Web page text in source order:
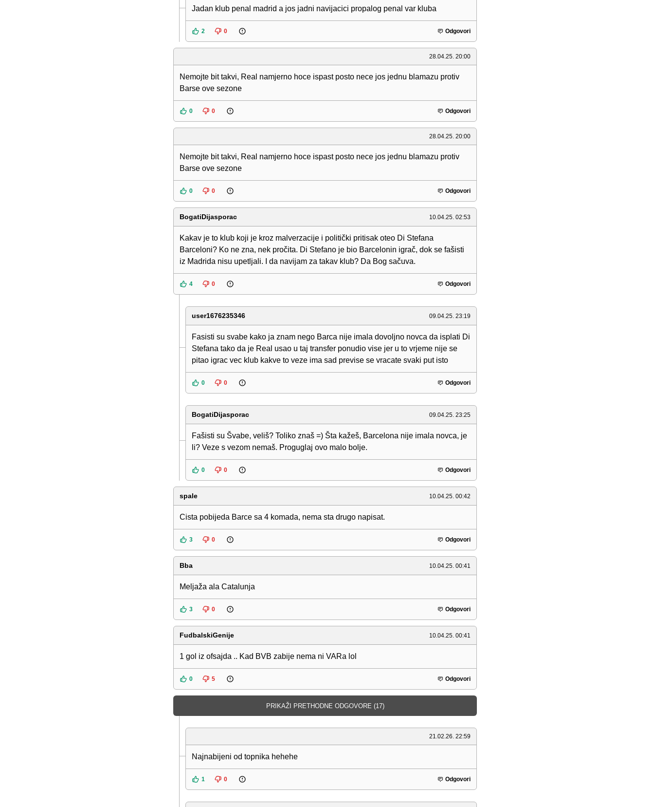
Jadan klub penal madrid a jos jadni navijacici propalog penal var kluba
2 0 Odgovori
28.04.25. 20:00
Nemojte bit takvi, Real namjerno hoce ispast posto nece jos jednu blamazu protiv
Barse ove sezone
0 0 Odgovori
28.04.25. 20:00
Nemojte bit takvi, Real namjerno hoce ispast posto nece jos jednu blamazu protiv
Barse ove sezone
0 0 Odgovori
BogatiDijasporac 10.04.25. 02:53
Kakav je to klub koji je kroz malverzacije i politički pritisak oteo Di Stefana
Barceloni? Ko ne zna, nek pročita. Di Stefano je bio Barcelonin igrač, dok se fašisti
iz Madrida nisu upetljali. I da navijam za takav klub? Da Bog sačuva.
4 0 Odgovori
user1676235346 09.04.25. 23:19
Fasisti su svabe kako ja znam nego Barca nije imala dovoljno novca da isplati Di
Stefana tako da je Real usao u taj transfer ponudio vise jer u to vrjeme nije se
pitao igrac vec klub kakve to veze ima sad previse se vracate svaki put isto
0 0 Odgovori
BogatiDijasporac 09.04.25. 23:25
Fašisti su Švabe, veliš? Toliko znaš =) Šta kažeš, Barcelona nije imala novca, je
li? Veze s vezom nemaš. Proguglaj ovo malo bolje.
0 0 Odgovori
spale 10.04.25. 00:42
Cista pobijeda Barce sa 4 komada, nema sta drugo napisat.
3 0 Odgovori
Bba 10.04.25. 00:41
Meljaža ala Catalunja
3 0 Odgovori
FudbalskiGenije 10.04.25. 00:41
1 gol iz ofsajda .. Kad BVB zabije nema ni VARa lol
0 5 Odgovori
PRIKAŽI PRETHODNE ODGOVORE (17)
21.02.26. 22:59
Najnabijeni od topnika hehehe
1 0 Odgovori